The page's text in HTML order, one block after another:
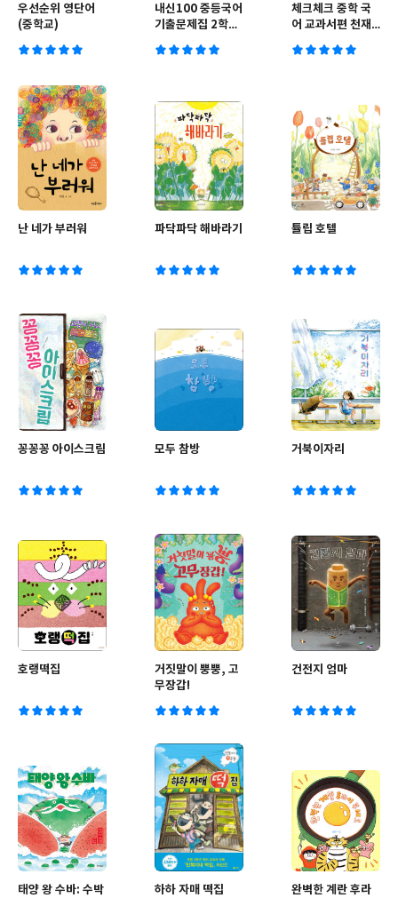
우선순위 영단어
(중학교)
내신100 중등국어
기출문제집 2학기
박영목 (2026년
체크체크 중학 국
어 교과서편 천재
(2024년용)
난 네가 부러워 파닥파닥 해바라기 튤립 호텔
꽁꽁꽁 아이스크림 모두 참방 거북이자리
호랭떡집
거짓말이 뿡뿡, 고
무장갑!
건전지 엄마
태양 왕 수바: 수박
하하 자매 떡집
완벽한 계란 후라